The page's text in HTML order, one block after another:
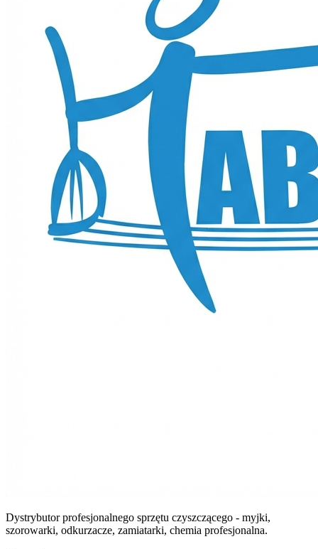
Dystrybutor profesjonalnego sprzętu czyszczącego - myjki,
szorowarki, odkurzacze, zamiatarki, chemia profesjonalna.